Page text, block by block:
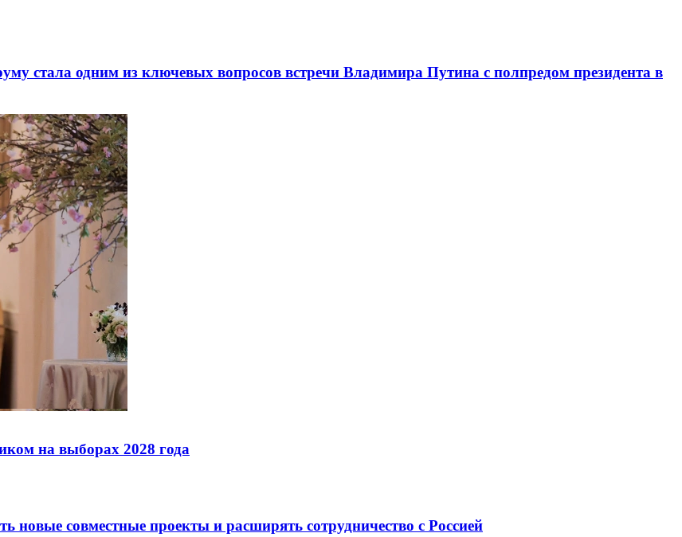
стала одним из ключевых вопросов встречи Владимира Путина с полпредом президента в
на выборах 2028 года
совместные проекты и расширять сотрудничество с Россией